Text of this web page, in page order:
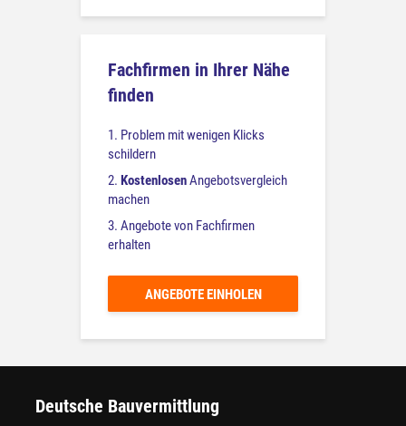
Fachfirmen in Ihrer Nähe
finden
1. Problem mit wenigen Klicks
schildern
2. KostenlosenAngebotsvergleich
machen
3. Angebote von Fachfirmen
erhalten
ANGEBOTE EINHOLEN
Deutsche Bauvermittlung